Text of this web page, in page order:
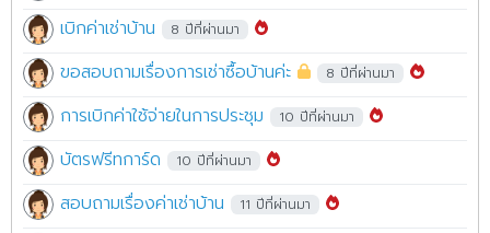
เบิกค่าเช่าบ้าน 8 ปีที่ผ่านมา
ขอสอบถามเรื่องการเช่าซื้อบ้านค่ะ 8 ปีที่ผ่านมา
การเบิกค่าใช้จ่ายในการประชุม 10 ปีที่ผ่านมา
บัตรฟรีทการ์ด 10 ปีที่ผ่านมา
สอบถามเรื่องค่าเช่าบ้าน 11 ปีที่ผ่านมา